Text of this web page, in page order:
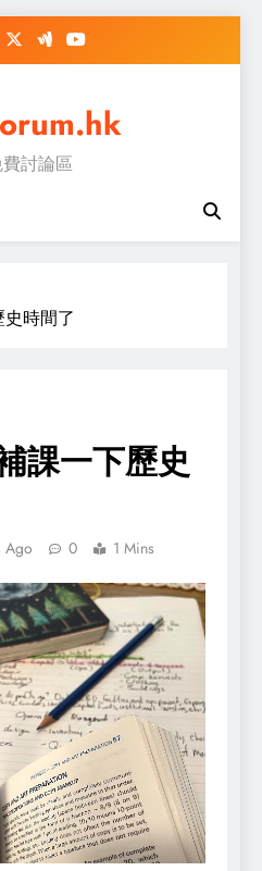
討論區
時間了
課一下歷史
Ago 0 1 Mins